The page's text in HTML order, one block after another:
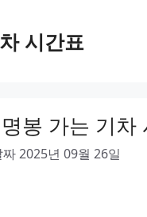
시간표
봉 가는 기차
2025년 09월 26일